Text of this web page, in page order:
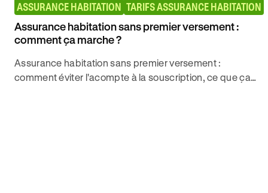
ASSURANCE HABITATION TARIFS ASSURANCE HABITATION
Assurance habitation sans premier versement :
comment ça marche ?
Assurance habitation sans premier versement :
comment éviter l'acompte à la souscription, ce que ça